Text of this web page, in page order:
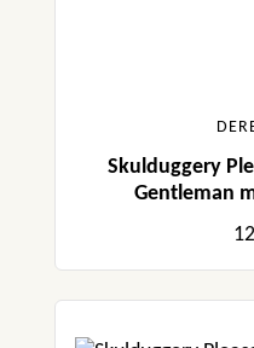
Skulduggery
Gentleman